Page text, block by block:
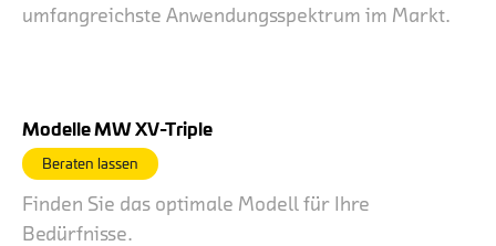
umfangreichste Anwendungsspektrum im Markt.
Modelle MW XV-Triple
Beraten lassen
Finden Sie das optimale Modell für Ihre
Bedürfnisse.